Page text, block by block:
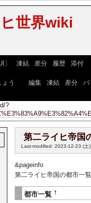
世界wiki
〕 凍結| 差分 履歴| 添付]
う 編集| 凍結| 差分 バ
?
第二ライヒ帝国
Last-modified: 2023-12-23 (土
&pageinfo
第二ライヒ帝国の都市一覧
都市一覧 †